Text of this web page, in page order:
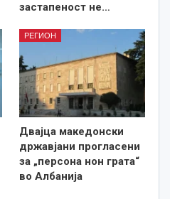
застапеност не…
РЕГИОН
Двајца македонски
државјани прогласени
за „персона нон грата“
во Албанија